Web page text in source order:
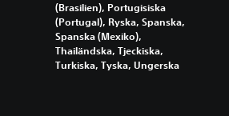
(Brasilien), Portugisiska
(Portugal), Ryska, Spanska,
Spanska (Mexiko),
Thailändska, Tjeckiska,
Turkiska, Tyska, Ungerska